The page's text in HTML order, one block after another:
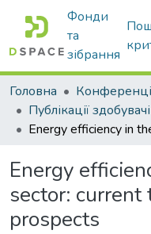
Фонди
та
зібрання
Головна
Energy
sector: current
prospects